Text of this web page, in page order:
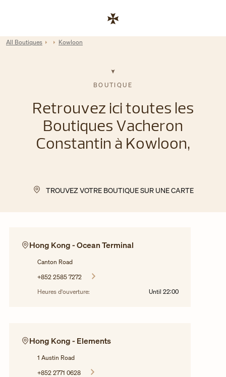
Lien vers le site de l'entreprise
Return to Nav
All Boutiques Kowloon
BOUTIQUE
Retrouvez ici toutes les
Boutiques Vacheron
Constantin à Kowloon,
TROUVEZ VOTRE BOUTIQUE SUR UNE CARTE
Hong Kong - Ocean Terminal
Canton Road
+852 2585 7272
Heures d'ouverture:
Until 22:00
Hong Kong - Elements
1 Austin Road
+852 2771 0628